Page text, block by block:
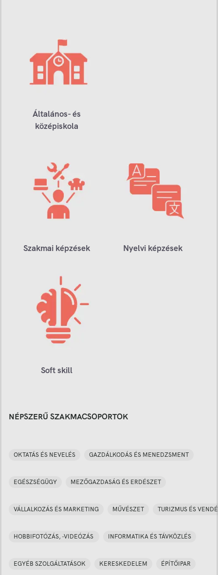
Általános- és
középiskola
Szakmai képzések Nyelvi képzések
Soft skill
NÉPSZERŰ SZAKMACSOPORTOK
OKTATÁS ÉS NEVELÉS GAZDÁLKODÁS ÉS MENEDZSMENT
EGÉSZSÉGÜGY MEZŐGAZDASÁG ÉS ERDÉSZET
VÁLLALKOZÁS ÉS MARKETING MŰVÉSZET TURIZMUS ÉS
HOBBIFOTÓZÁS, -VIDEÓZÁS INFORMATIKA ÉS TÁVKÖZLÉS
EGYÉB SZOLGÁLTATÁSOK KERESKEDELEM ÉPÍTŐIPAR